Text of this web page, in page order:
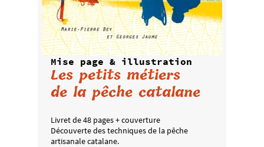
Mise page & illustration
Les petits métiers
de la pêche catalane
Livret de 48 pages + couverture
Découverte des techniques de la pêche
artisanale catalane.